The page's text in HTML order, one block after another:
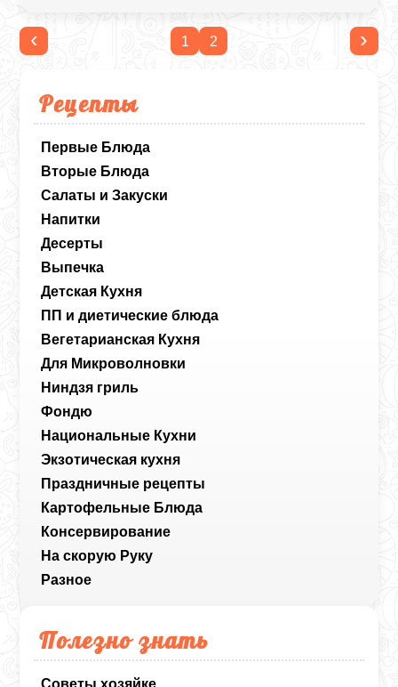
Рецепты
Первые Блюда
Вторые Блюда
Салаты и Закуски
Напитки
Десерты
Выпечка
Детская Кухня
ПП и диетические блюда
Вегетарианская Кухня
Для Микроволновки
Ниндзя гриль
Фондю
Национальные Кухни
Экзотическая кухня
Праздничные рецепты
Картофельные Блюда
Консервирование
На скорую Руку
Разное
Полезно знать
Советы хозяйке
‹ 1 2 ›